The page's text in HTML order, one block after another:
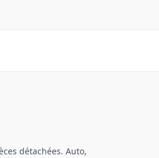
détachées. Auto,